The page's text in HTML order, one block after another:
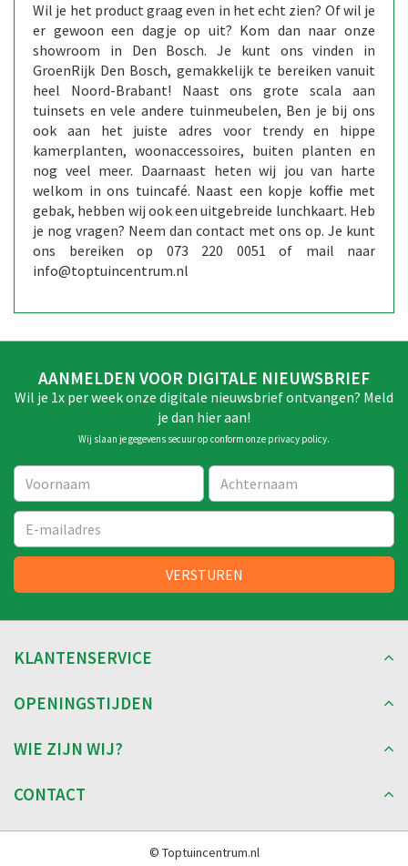
Wil je het product graag even in het echt zien? Of wil je
er gewoon een dagje op uit? Kom dan naar onze
showroom in Den Bosch. Je kunt ons vinden in
GroenRijk Den Bosch, gemakkelijk te bereiken vanuit
heel Noord-Brabant! Naast ons grote scala aan
tuinsets en vele andere tuinmeubelen, Ben je bij ons
ook aan het juiste adres voor trendy en hippe
kamerplanten, woonaccessoires, buiten planten en
nog veel meer. Daarnaast heten wij jou van harte
welkom in ons tuincafé. Naast een kopje koffie met
gebak, hebben wij ook een uitgebreide lunchkaart. Heb
je nog vragen? Neem dan contact met ons op. Je kunt
ons bereiken op 073 220 0051 of mail naar
info@toptuincentrum.nl
AANMELDEN VOOR DIGITALE NIEUWSBRIEF
Wil je 1x per week onze digitale nieuwsbrief ontvangen? Meld
je dan hier aan!
Wij slaan je gegevens secuur op conform onze privacy policy.
KLANTENSERVICE
OPENINGSTIJDEN
WIE ZIJN WIJ?
CONTACT
© Toptuincentrum.nl